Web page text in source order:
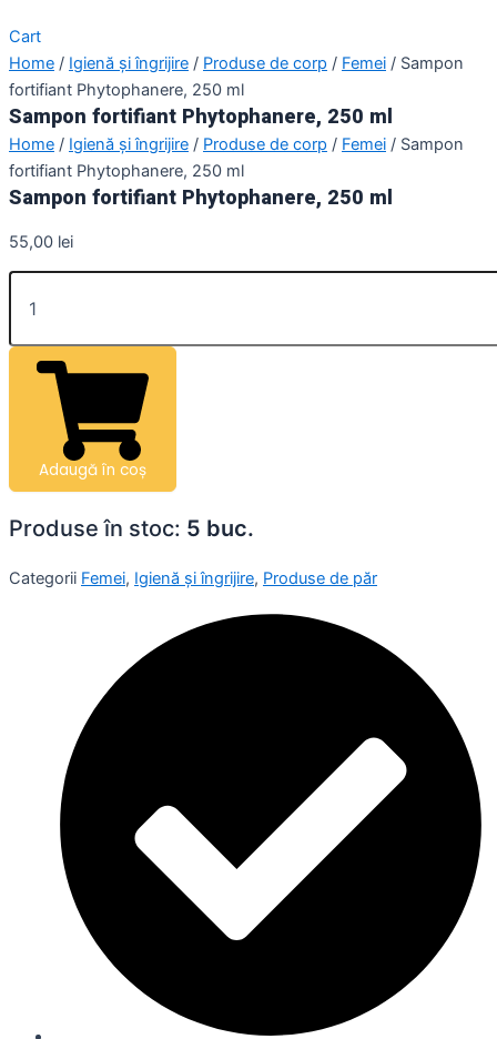
Cart
Home / Igienă și îngrijire / Produse de corp / Femei / Sampon
fortifiant Phytophanere, 250 ml
Sampon fortifiant Phytophanere, 250 ml
Home / Igienă și îngrijire / Produse de corp / Femei / Sampon
fortifiant Phytophanere, 250 ml
Sampon fortifiant Phytophanere, 250 ml
55,00 lei
Adaugă în coș
Produse în stoc: 5 buc.
Categorii Femei, Igienă și îngrijire, Produse de păr